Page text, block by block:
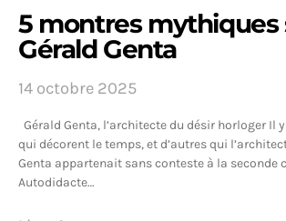
5 montres mythiques
Gérald Genta
14 octobre 2025
Gérald Genta, l’architecte du désir horloger Il
qui décorent le temps, et d’autres qui
Genta appartenait sans conteste à la seconde
Autodidacte…